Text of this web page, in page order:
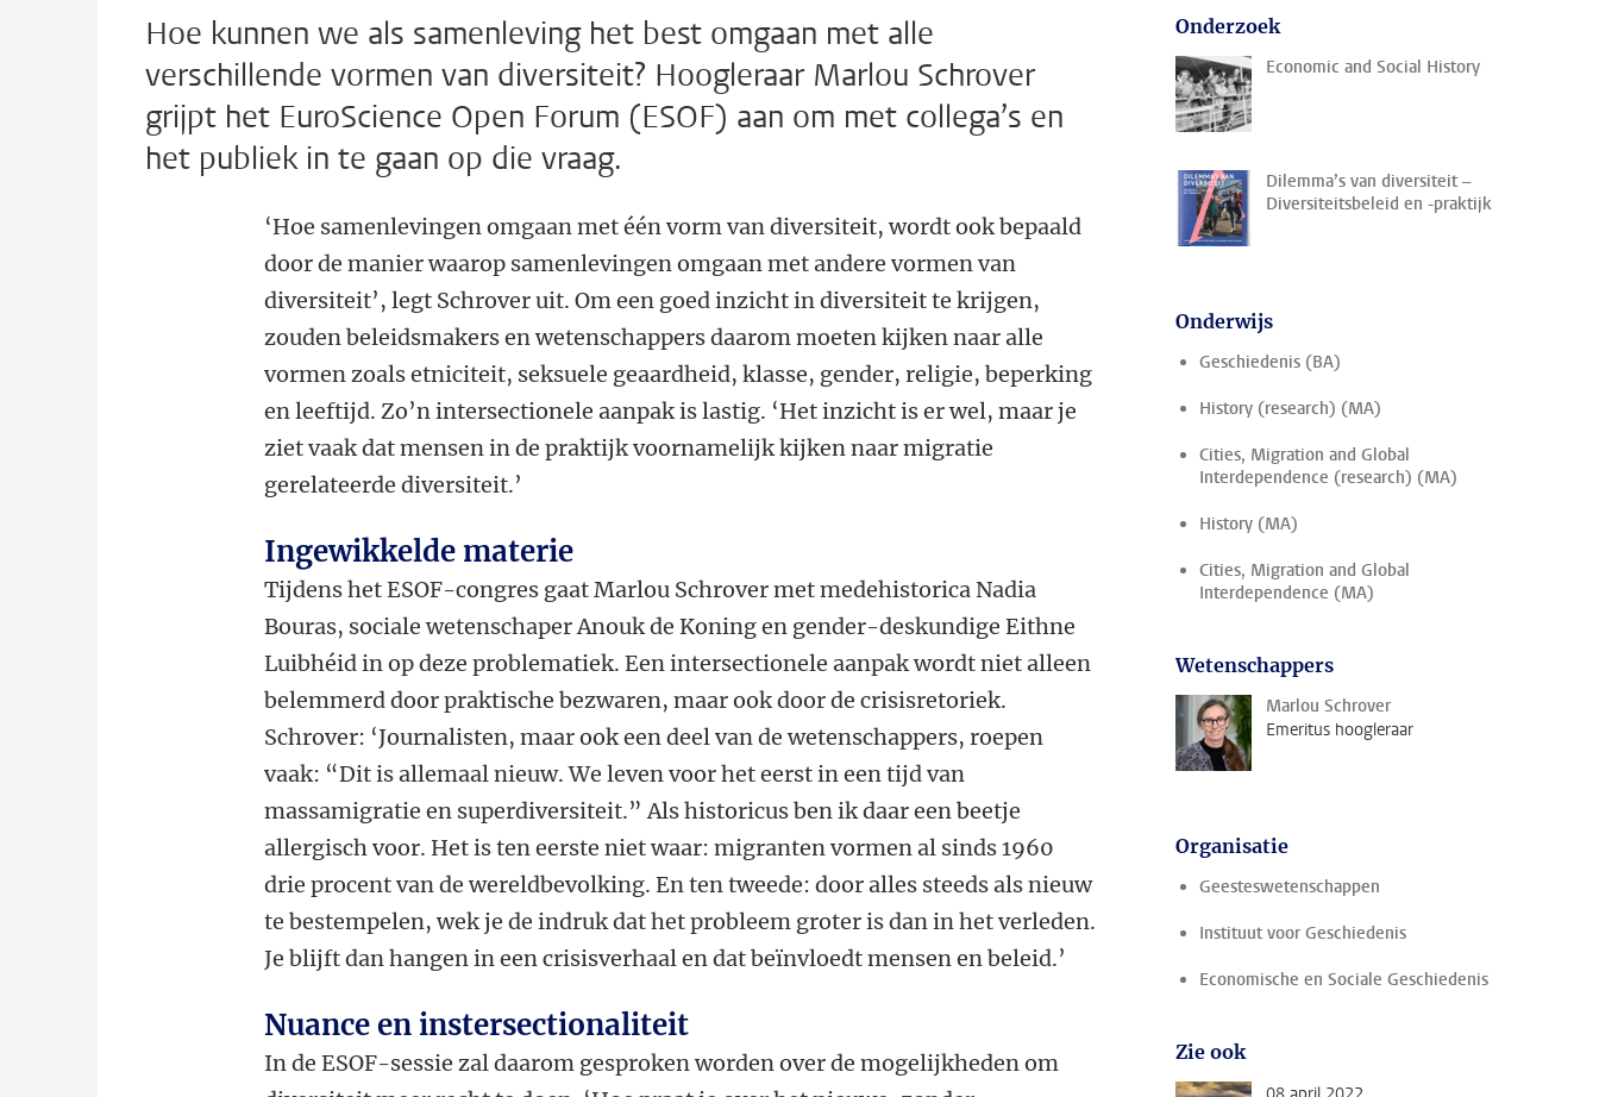
Hoe kunnen we als samenleving het best omgaan met alle
verschillende vormen van diversiteit? Hoogleraar Marlou Schrover
grijpt het EuroScience Open Forum (ESOF) aan om met collega’s en
het publiek in te gaan op die vraag.
‘Hoe samenlevingen omgaan met één vorm van diversiteit, wordt ook bepaald
door de manier waarop samenlevingen omgaan met andere vormen van
diversiteit’, legt Schrover uit. Om een goed inzicht in diversiteit te krijgen,
zouden beleidsmakers en wetenschappers daarom moeten kijken naar alle
vormen zoals etniciteit, seksuele geaardheid, klasse, gender, religie, beperking
en leeftijd. Zo’n intersectionele aanpak is lastig. ‘Het inzicht is er wel, maar je
ziet vaak dat mensen in de praktijk voornamelijk kijken naar migratie
gerelateerde diversiteit.’
Ingewikkelde materie
Tijdens het ESOF-congres gaat Marlou Schrover met medehistorica Nadia
Bouras, sociale wetenschaper Anouk de Koning en gender-deskundige Eithne
Luibhéid in op deze problematiek. Een intersectionele aanpak wordt niet alleen
belemmerd door praktische bezwaren, maar ook door de crisisretoriek.
Schrover: ‘Journalisten, maar ook een deel van de wetenschappers, roepen
vaak: “Dit is allemaal nieuw. We leven voor het eerst in een tijd van
massamigratie en superdiversiteit.” Als historicus ben ik daar een beetje
allergisch voor. Het is ten eerste niet waar: migranten vormen al sinds 1960
drie procent van de wereldbevolking. En ten tweede: door alles steeds als nieuw
te bestempelen, wek je de indruk dat het probleem groter is dan in het verleden.
Je blijft dan hangen in een crisisverhaal en dat beïnvloedt mensen en beleid.’
Nuance en instersectionaliteit
In de ESOF-sessie zal daarom gesproken worden over de mogelijkheden om
Onderzoek
Economic and Social History
Dilemma’s van diversiteit –
Diversiteitsbeleid en -praktijk
Onderwijs
Geschiedenis (BA)
History (research) (MA)
Cities, Migration and Global
Interdependence (research) (MA)
History (MA)
Cities, Migration and Global
Interdependence (MA)
Wetenschappers
Marlou Schrover
Emeritus hoogleraar
Organisatie
Geesteswetenschappen
Instituut voor Geschiedenis
Economische en Sociale Geschiedenis
Zie ook